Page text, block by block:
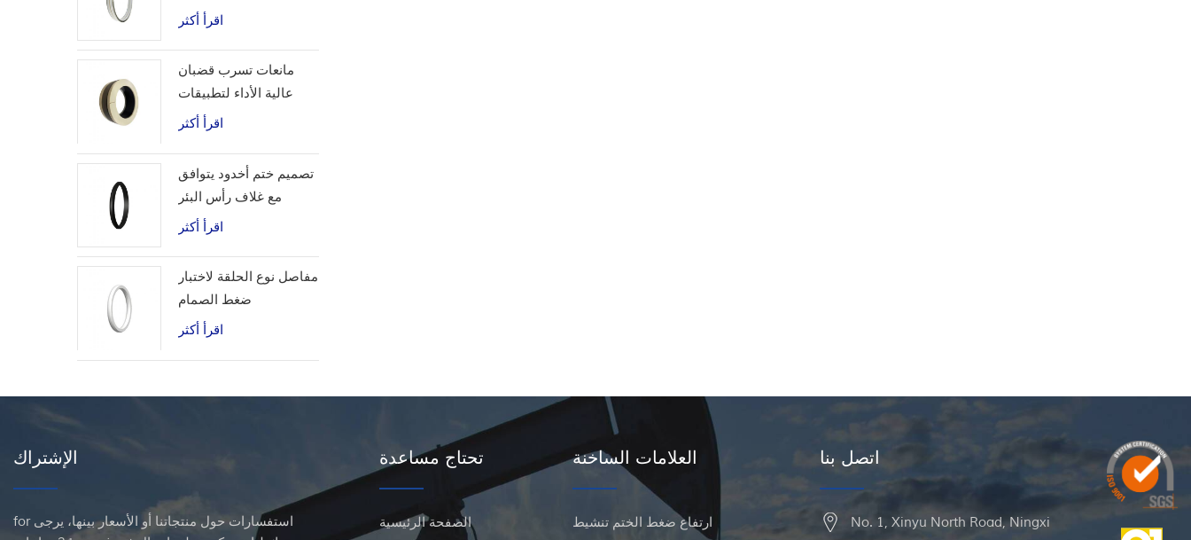
اقرأ أكثر
مانعات تسرب قضبان
عالية الأداء لتطبيقات
الهيدروجين
اقرأ أكثر
تصميم ختم أخدود يتوافق
مع غلاف رأس البئر
اقرأ أكثر
مفاصل نوع الحلقة لاختبار
ضغط الصمام
اقرأ أكثر
الإشتراك
for استفسارات حول منتجاتنا أو الأسعار بينها، يرجى
تحتاج مساعدة
الصفحة الرئيسية
العلامات الساخنة
ارتفاع ضغط الختم تنشيط
اتصل بنا
No. 1, Xinyu North Road, Ningxi